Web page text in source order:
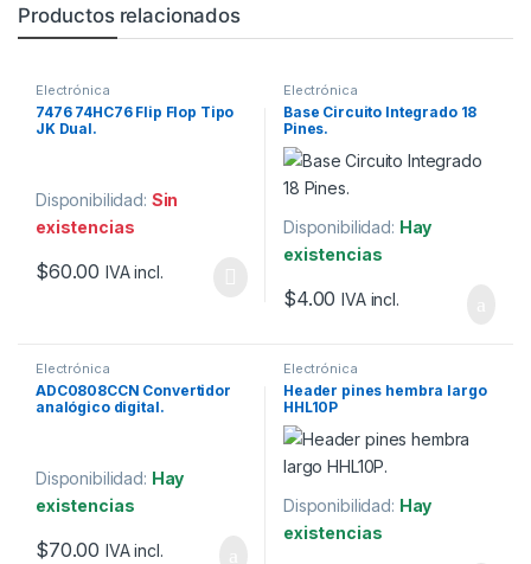
Productos relacionados
Electrónica
7476 74HC76 Flip Flop Tipo
JK Dual.
Disponibilidad: Sin
existencias
$60.00 IVA incl.
Electrónica
Base Circuito Integrado 18
Pines.
Disponibilidad: Hay
existencias
$4.00 IVA incl.
Electrónica
ADC0808CCN Convertidor
analógico digital.
Disponibilidad: Hay
existencias
$70.00 IVA incl.
Electrónica
Header pines hembra largo
HHL10P
Disponibilidad: Hay
existencias